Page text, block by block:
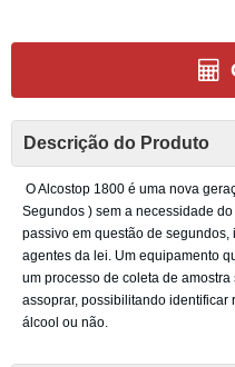
Descrição do Produto
O Alcostop 1800 é uma nova
Segundos ) sem a necessidade
passivo em questão de
agentes da lei. Um equipamento
um processo de coleta de
assoprar, possibilitando identificar
álcool ou não.